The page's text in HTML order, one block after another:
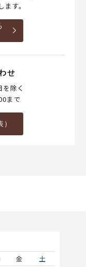
す。
せ
除く
まで
金
土